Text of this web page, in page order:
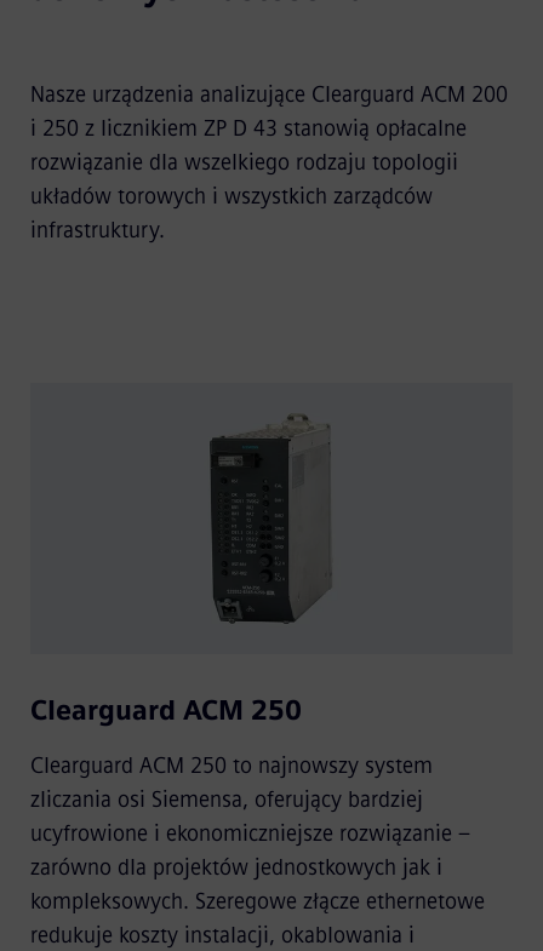
Nasze urządzenia analizujące Clearguard ACM 200
i 250 z licznikiem ZP D 43 stanowią opłacalne
rozwiązanie dla wszelkiego rodzaju topologii
układów torowych i wszystkich zarządców
infrastruktury.
Clearguard ACM 250
Clearguard ACM 250 to najnowszy system
zliczania osi Siemensa, oferujący bardziej
ucyfrowione i ekonomiczniejsze rozwiązanie –
zarówno dla projektów jednostkowych jak i
kompleksowych. Szeregowe złącze ethernetowe
redukuje koszty instalacji, okablowania i